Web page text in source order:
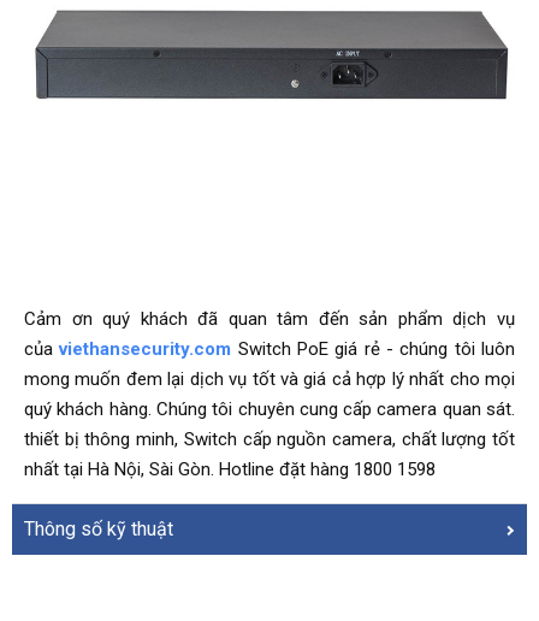
Cảm ơn quý khách đã quan tâm đến sản phẩm dịch vụ
củaviethansecurity.com Switch PoE giá rẻ - chúng tôi luôn
mong muốn đem lại dịch vụ tốt và giá cả hợp lý nhất cho mọi
quý khách hàng. Chúng tôi chuyên cung cấp camera quan sát.
thiết bị thông minh, Switch cấp nguồn camera, chất lượng tốt
nhất tại Hà Nội, Sài Gòn. Hotline đặt hàng 1800 1598
Thông số kỹ thuật